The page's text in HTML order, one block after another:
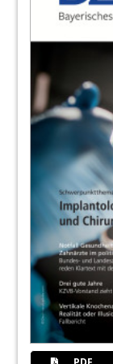
77eazf
Redaktion
innen
Redaktion
Redaktion
81
Redaktion